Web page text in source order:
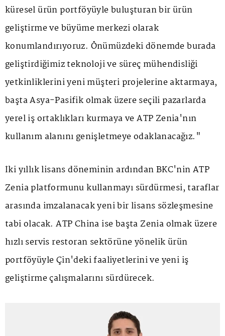
küresel ürün portföyüyle buluşturan bir ürün
geliştirme ve büyüme merkezi olarak
konumlandırıyoruz. Önümüzdeki dönemde burada
geliştirdiğimiz teknoloji ve süreç mühendisliği
yetkinliklerini yeni müşteri projelerine aktarmaya,
başta Asya-Pasifik olmak üzere seçili pazarlarda
yerel iş ortaklıkları kurmaya ve ATP Zenia'nın
kullanım alanını genişletmeye odaklanacağız."
İki yıllık lisans döneminin ardından BKC'nin ATP
Zenia platformunu kullanmayı sürdürmesi, taraflar
arasında imzalanacak yeni bir lisans sözleşmesine
tabi olacak. ATP China ise başta Zenia olmak üzere
hızlı servis restoran sektörüne yönelik ürün
portföyüyle Çin'deki faaliyetlerini ve yeni iş
geliştirme çalışmalarını sürdürecek.